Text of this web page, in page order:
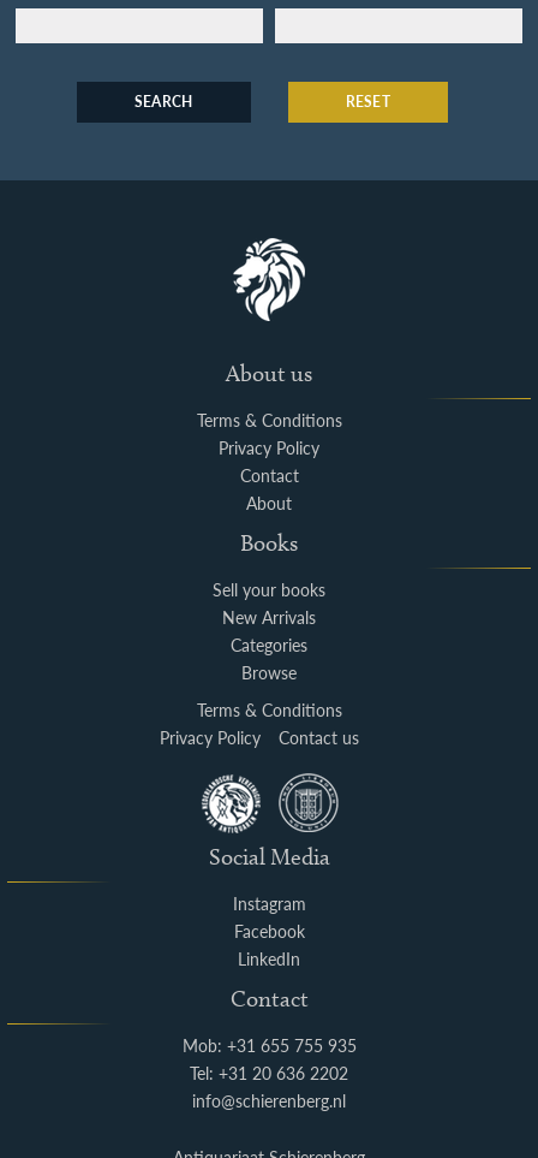
SEARCH RESET
About us
Terms & Conditions
Privacy Policy
Contact
About
Books
Sell your books
New Arrivals
Categories
Browse
Terms & Conditions
Privacy Policy
Contact us
Social Media
Instagram
Facebook
LinkedIn
Contact
Mob: +31 655 755 935
Tel: +31 20 636 2202
info@schierenberg.nl